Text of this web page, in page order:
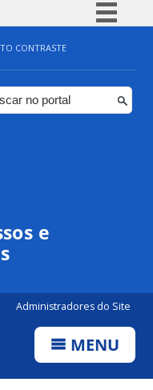
Simplifique!
Comunica BR
Participe
CONTRASTE
e
Administradores do Site
MENU